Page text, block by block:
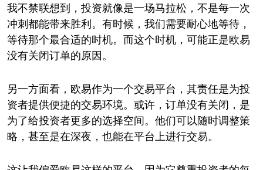
我不禁联想到，投资就像是一场马拉松，不是每一次
冲刺都能带来胜利。有时候，我们需要耐心地等待，
等待那个最合适的时机。而这个时机，可能正是欧易
没有关闭订单的原因。
另一方面看，欧易作为一个交易平台，其责任是为投
资者提供便捷的交易环境。或许，订单没有关闭，是
为了给投资者更多的选择空间。他们可以随时调整策
略，甚至是在深夜，也能在平台上进行交易。